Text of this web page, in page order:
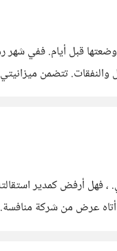
وضعتها قبل أيام. ففي
فهل أرفض كمدير
عرض من شركة